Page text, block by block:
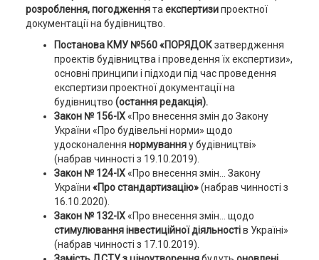
розроблення, погодженнятаекспертизипроектної
документації на будівництво.
Постанова КМУ №560 «ПОРЯДОКзатвердження
проектів будівництва і проведення їх експертизи»,
основні принципи і підходи під час проведення
експертизи проектної документації на
будівництво (остання редакція).
Закон № 156-ІХ«Про внесення змін до Закону
України «Про будівельні норми» щодо
удосконалення нормуванняу будівництві»
(набрав чинності з 19.10.2019).
Закон № 124-IX«Про внесення змін... Закону
України «Про стандартизацію»(набрав чинності з
16.10.2020).
Закон № 132-IX«Про внесення змін… щодо
стимулювання інвестиційної діяльностів Україні»
(набрав чинності з 17.10.2019).